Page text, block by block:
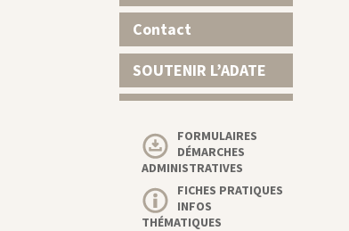
Contact
SOUTENIR L’ADATE
FORMULAIRES
DÉMARCHES
ADMINISTRATIVES
FICHES PRATIQUES
INFOS
THÉMATIQUES